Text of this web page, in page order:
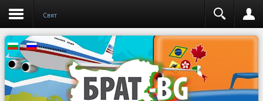
Свят